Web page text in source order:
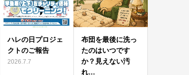
ハレの日プロジェ
クトのご報告
2026.7.7
布団を最後に洗っ
たのはいつです
か？見えない汚
れ…